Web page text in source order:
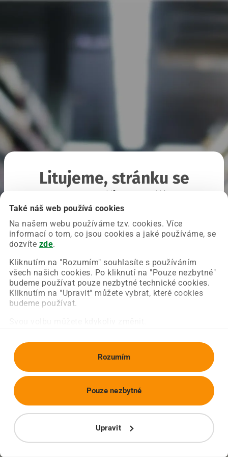
Také náš web používá cookies
Na našem webu používáme tzv. cookies. Více
informací o tom, co jsou cookies a jaké používáme, se
dozvíte zde.
Kliknutím na "Rozumím" souhlasíte s používáním
všech našich cookies. Po kliknutí na "Pouze nezbytné"
budeme používat pouze nezbytné technické cookies.
Kliknutím na "Upravit" můžete vybrat, které cookies
budeme používat.
Rozumím
Upravit
Pouze nezbytné
Litujeme, stránku se
Chyba nastala na naší straně a už ji opravujeme.
Zkuste prosím znovu načíst požadovanou stránku.
Obnovit stránku Úvodní strana